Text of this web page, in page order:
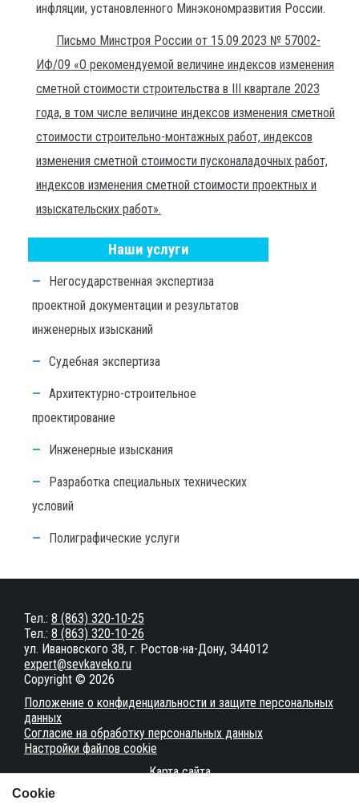
инфляции, установленного Минэкономразвития России.
Письмо Минстроя России от 15.09.2023 № 57002-
ИФ/09 «О рекомендуемой величине индексов изменения
сметной стоимости строительства в III квартале 2023
года, в том числе величине индексов изменения сметной
стоимости строительно-монтажных работ, индексов
изменения сметной стоимости пусконаладочных работ,
индексов изменения сметной стоимости проектных и
изыскательских работ».
Наши услуги
Негосударственная экспертиза
проектной документации и результатов
инженерных изысканий
Судебная экспертиза
Архитектурно-строительное
проектирование
Инженерные изыскания
Разработка специальных технических
условий
Полиграфические услуги
Тел.: 8 (863) 320-10-25
Тел.: 8 (863) 320-10-26
ул. Ивановского 38, г. Ростов-на-Дону, 344012
expert@sevkaveko.ru
Copyright © 2026
Положение о конфиденциальности и защите персональных
данных
Согласие на обработку персональных данных
Настройки файлов cookie
Карта сайта
Сookie